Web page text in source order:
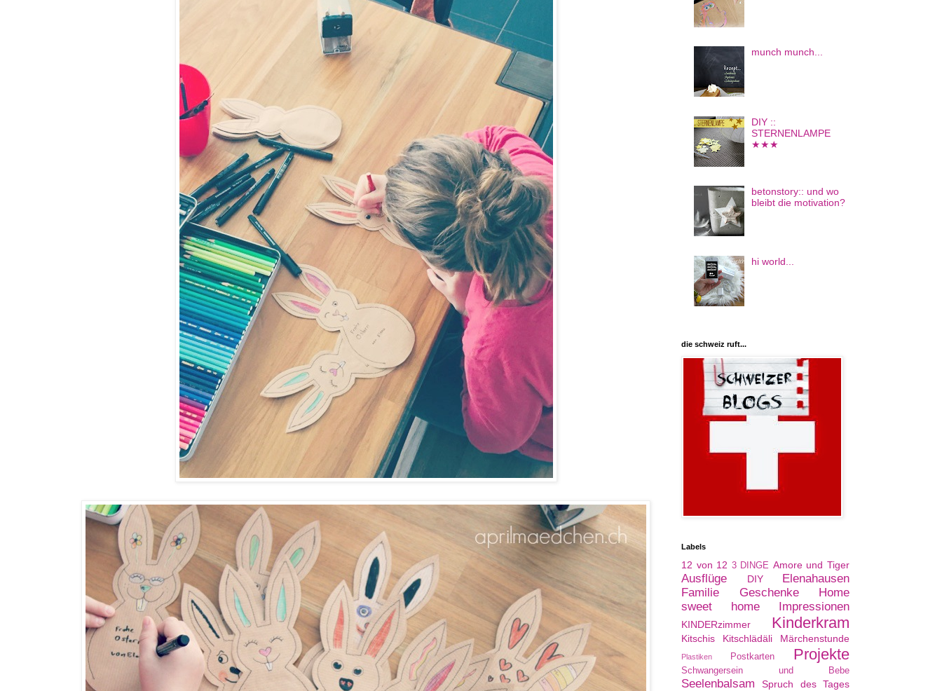
munch munch...
DIY ::
STERNENLAMPE
★★★
betonstory:: und wo
bleibt die motivation?
hi world...
die schweiz ruft...
Labels
12 von 12 3 DINGE Amore und Tiger
Ausflüge DIY
Elenahausen
Familie
Geschenke
Home
sweet home
Impressionen
KINDERzimmer Kinderkram
Kitschis Kitschlädäli Märchenstunde
Plastiken Postkarten Projekte
Schwangersein und Bebe
Seelenbalsam
Spruch des Tages